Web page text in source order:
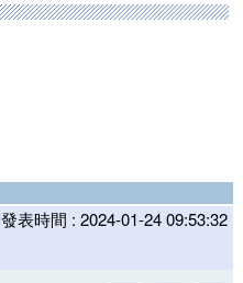
發表時間 : 2024-01-24 09:53:32